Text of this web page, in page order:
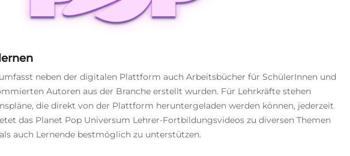
neben der digitalen Plattform auch Arbeitsbücher für SchülerInnen und
Autoren aus der Branche erstellt wurden. Für Lehrkräfte stehen
die direkt von der Plattform heruntergeladen werden können, jederzeit
das Planet Pop Universum Lehrer-Fortbildungsvideos zu diversen Themen
auch Lernende bestmöglich zu unterstützen.